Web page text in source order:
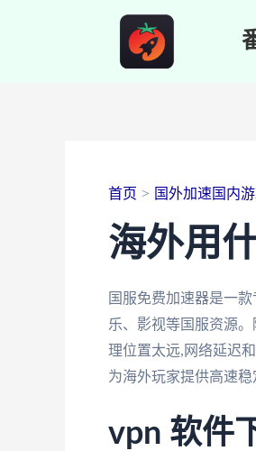
首页 国外加速国内
海外用
国服免费加速器是一
乐、影视等国服资源
理位置太远,网络延迟
为海外玩家提供高速
vpn 软件